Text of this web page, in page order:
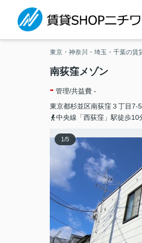
東京・神奈川・埼玉・千葉の賃
南荻窪メゾン
- 管理/共益費 -
東京都杉並区南荻窪３丁目7-5
中央線「西荻窪」駅徒歩10
1/5